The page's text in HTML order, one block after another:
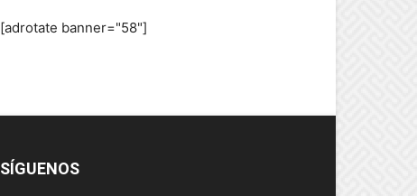
[adrotate banner="58"]
SÍGUENOS